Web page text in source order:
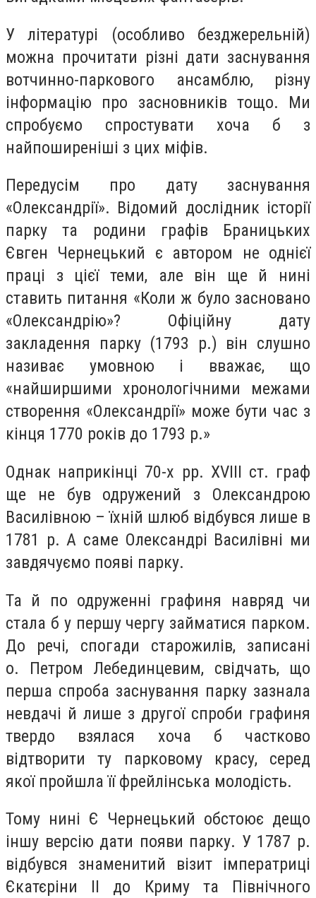
У літературі (особливо безджерельній)
можна прочитати різні дати заснування
вотчинно-паркового ансамблю, різну
інформацію про засновників тощо. Ми
спробуємо спростувати хоча б з
найпоширеніші з цих міфів.
Передусім про дату заснування
«Олександрії». Відомий дослідник історії
парку та родини графів Браницьких
Євген Чернецький є автором не однієї
праці з цієї теми, але він ще й нині
ставить питання «Коли ж було засновано
«Олександрію»? Офіційну дату
закладення парку (1793 р.) він слушно
називає умовною і вважає, що
«найширшими хронологічними межами
створення «Олександрії» може бути час з
кінця 1770 років до 1793 р.»
Однак наприкінці 70-х рр. XVIII ст. граф
ще не був одружений з Олександрою
Василівною – їхній шлюб відбувся лише в
1781 р. А саме Олександрі Василівні ми
завдячуємо появі парку.
Та й по одруженні графиня навряд чи
стала б у першу чергу займатися парком.
До речі, спогади старожилів, записані
о. Петром Лебединцевим, свідчать, що
перша спроба заснування парку зазнала
невдачі й лише з другої спроби графиня
твердо взялася хоча б частково
відтворити ту парковому красу, серед
якої пройшла її фрейлінська молодість.
Тому нині Є Чернецький обстоює дещо
іншу версію дати появи парку. У 1787 р.
відбувся знаменитий візит імператриці
Єкатєріни ІІ до Криму та Північного